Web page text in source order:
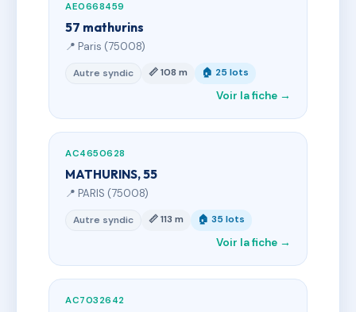
AE0668459
57 mathurins
📍 Paris (75008)
Autre syndic 📏 108 m 🏠 25 lots
Voir la fiche →
AC4650628
MATHURINS, 55
📍 PARIS (75008)
Autre syndic 📏 113 m 🏠 35 lots
Voir la fiche →
AC7032642